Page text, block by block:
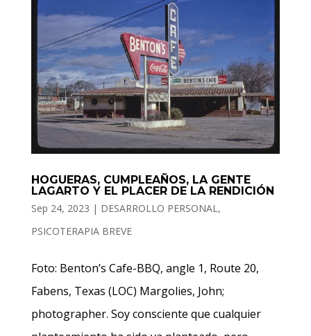
HOGUERAS, CUMPLEAÑOS, LA GENTE
LAGARTO Y EL PLACER DE LA RENDICIÓN
Sep 24, 2023 | DESARROLLO PERSONAL,
PSICOTERAPIA BREVE
Foto: Benton’s Cafe-BBQ, angle 1, Route 20,
Fabens, Texas (LOC) Margolies, John;
photographer. Soy consciente que cualquier